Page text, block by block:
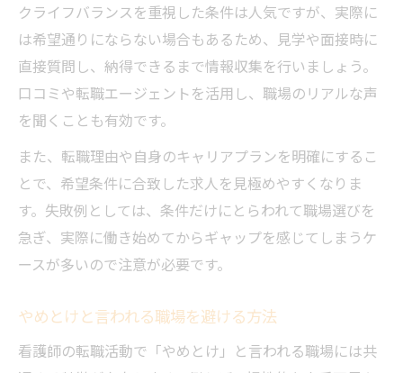
クライフバランスを重視した条件は人気ですが、実際に
は希望通りにならない場合もあるため、見学や面接時に
直接質問し、納得できるまで情報収集を行いましょう。
口コミや転職エージェントを活用し、職場のリアルな声
を聞くことも有効です。
また、転職理由や自身のキャリアプランを明確にするこ
とで、希望条件に合致した求人を見極めやすくなりま
す。失敗例としては、条件だけにとらわれて職場選びを
急ぎ、実際に働き始めてからギャップを感じてしまうケ
ースが多いので注意が必要です。
やめとけと言われる職場を避ける方法
看護師の転職活動で「やめとけ」と言われる職場には共